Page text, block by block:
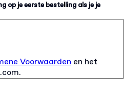
op je eerste bestelling als je je
Voorwaarden en het